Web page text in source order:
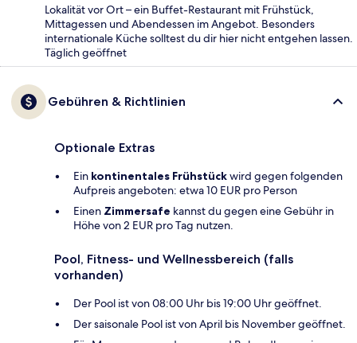
Lokalität vor Ort – ein Buffet-Restaurant mit Frühstück,
Mittagessen und Abendessen im Angebot. Besonders
internationale Küche solltest du dir hier nicht entgehen lassen.
Täglich geöffnet
Gebühren & Richtlinien
Optionale Extras
Ein kontinentales Frühstückwird gegen folgenden
Aufpreis angeboten: etwa 10 EUR pro Person
Einen Zimmersafe kannst du gegen eine Gebühr in
Höhe von 2 EUR pro Tag nutzen.
Pool, Fitness- und Wellnessbereich (falls
vorhanden)
Der Pool ist von 08:00 Uhr bis 19:00 Uhr geöffnet.
Der saisonale Pool ist von April bis November geöffnet.